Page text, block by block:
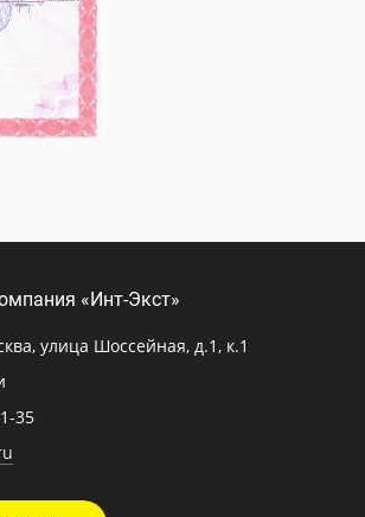
«Инт-Экст»
улица Шоссейная, д.1, к.1
35